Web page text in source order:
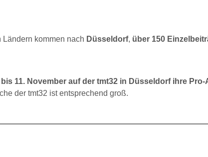
Ländern kommen nach Düsseldorf, über 150
11. November auf der tmt32 in Düsseldorf ihre Pro-
der tmt32 ist entsprechend groß.